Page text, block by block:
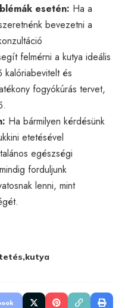
esetén: Ha a
bevezetni a
felmérni a kutya ideális
kalóriabevitelt és
fogyókúrás tervet,
Ha bármilyen kérdésünk
etetésével
egészségi
forduljunk
lenni, mint
kutya